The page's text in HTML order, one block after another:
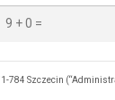
Szczecin